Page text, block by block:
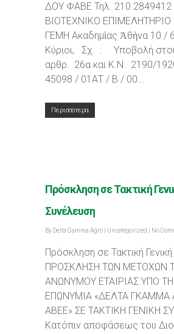
ΔΟΥ ΦΑΒΕ Τηλ. 210 2849412
ΒΙΟΤΕΧΝΙΚΟ ΕΠΙΜΕΛΗΤΗΡΙΟ
ΓΕΜΗ Ακαδημὶας Ἀθὴνα 10 /
Κύριοι, Σχ. : Υποβολή
αρθρ. 26α και Κ.Ν. 2190/
45098 / 01ΑΤ / Β / 00…
Περισσότερα
Πρόσκληση σε Τακτική
Συνέλευση
By Delta Gamma Agro Uncategorized No
Πρόσκληση σε Τακτική
ΠΡΟΣΚΛΗΣΗ ΤΩΝ ΜΕΤΟΧΩΝ
ΑΝΩΝΥΜΟΥ ΕΤΑΙΡΙΑΣ ΥΠΟ
ΕΠΩΝΥΜΙΑ «ΔΕΛΤΑ ΓΚΑΜΜΑ
ΑΒΕΕ» ΣΕ ΤΑΚΤΙΚΗ ΓΕΝΙΚΗ
Κατόπιν αποφάσεως του